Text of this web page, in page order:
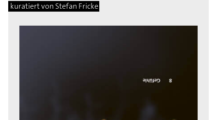
kuratiert von Stefan Fricke